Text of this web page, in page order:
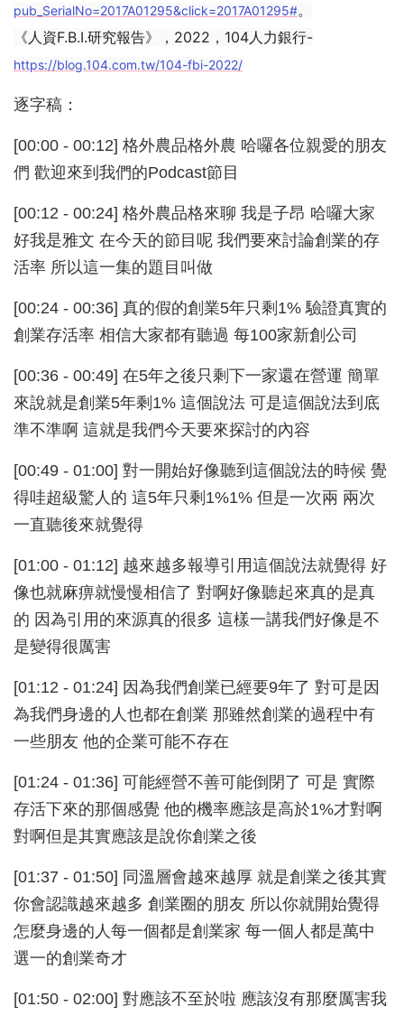
pub_SerialNo=2017A01295&click=2017A01295#。
《人資F.B.I.研究報告》，2022，104人力銀行-
https://blog.104.com.tw/104-fbi-2022/
逐字稿：
[00:00 - 00:12] 格外農品格外農 哈囉各位親愛的朋友
們 歡迎來到我們的Podcast節目
[00:12 - 00:24] 格外農品格來聊 我是子昂 哈囉大家
好我是雅文 在今天的節目呢 我們要來討論創業的存
活率 所以這一集的題目叫做
[00:24 - 00:36] 真的假的創業5年只剩1% 驗證真實的
創業存活率 相信大家都有聽過 每100家新創公司
[00:36 - 00:49] 在5年之後只剩下一家還在營運 簡單
來說就是創業5年剩1% 這個說法 可是這個說法到底
準不準啊 這就是我們今天要來探討的內容
[00:49 - 01:00] 對一開始好像聽到這個說法的時候 覺
得哇超級驚人的 這5年只剩1%1% 但是一次兩 兩次
一直聽後來就覺得
[01:00 - 01:12] 越來越多報導引用這個說法就覺得 好
像也就麻痹就慢慢相信了 對啊好像聽起來真的是真
的 因為引用的來源真的很多 這樣一講我們好像是不
是變得很厲害
[01:12 - 01:24] 因為我們創業已經要9年了 對可是因
為我們身邊的人也都在創業 那雖然創業的過程中有
一些朋友 他的企業可能不存在
[01:24 - 01:36] 可能經營不善可能倒閉了 可是 實際
存活下來的那個感覺 他的機率應該是高於1%才對啊
對啊但是其實應該是說你創業之後
[01:37 - 01:50] 同溫層會越來越厚 就是創業之後其實
你會認識越來越多 創業圈的朋友 所以你就開始覺得
怎麼身邊的人每一個都是創業家 每一個人都是萬中
選一的創業奇才
[01:50 - 02:00] 對應該不至於啦 應該沒有那麼厲害我